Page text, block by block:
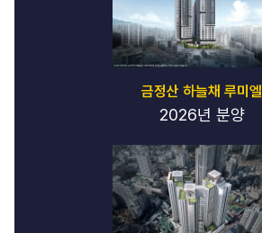
금정산 하늘채 루미엘
2026년 분양